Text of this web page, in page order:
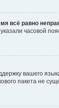
всё равно
часовой
вашего
пакета не